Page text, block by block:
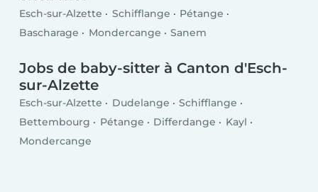
Esch-sur-Alzette Schifflange
Pétange
Bascharage
Mondercange Sanem
Jobs de baby-sitter à Canton d'Esch-
sur-Alzette
Esch-sur-Alzette Dudelange
Schifflange
Bettembourg
Pétange Differdange
Kayl
Mondercange